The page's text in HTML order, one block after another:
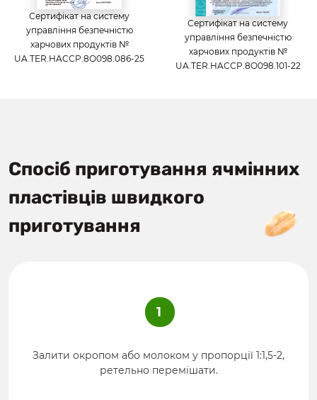
Сертифікат на систему
управління безпечністю
харчових продуктів №
UA.TER.HACCP.8O098.086-25
Сертифікат на систему
управління безпечністю
харчових продуктів №
UA.TER.HACCP.8O098.101-22
Спосіб приготування ячмінних
пластівців швидкого
приготування
1
Залити окропом або молоком у пропорції 1:1,5-2,
ретельно перемішати.